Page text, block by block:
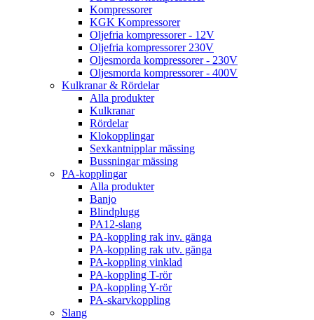
Kompressorer
KGK Kompressorer
Oljefria kompressorer - 12V
Oljefria kompressorer 230V
Oljesmorda kompressorer - 230V
Oljesmorda kompressorer - 400V
Kulkranar & Rördelar
Alla produkter
Kulkranar
Rördelar
Klokopplingar
Sexkantnipplar mässing
Bussningar mässing
PA-kopplingar
Alla produkter
Banjo
Blindplugg
PA12-slang
PA-koppling rak inv. gänga
PA-koppling rak utv. gänga
PA-koppling vinklad
PA-koppling T-rör
PA-koppling Y-rör
PA-skarvkoppling
Slang